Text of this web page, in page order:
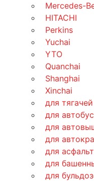
Mercedes-
HITACHI
Perkins
Yuchai
YTO
Quanchai
Shanghai
Xinchai
для тягачей
для
для
для
для
для
для